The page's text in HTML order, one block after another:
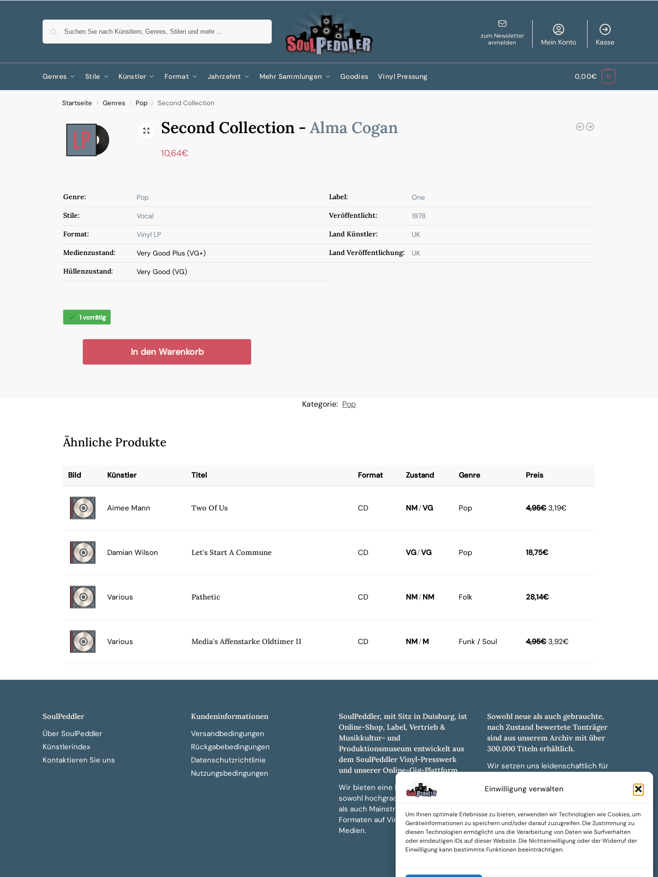
Einwilligung verwalten
Um Ihnen optimale Erlebnisse zu bieten, verwenden wir Technologien wie Cookies, um
Geräteinformationen zu speichern und/oder darauf zuzugreifen. Die Zustimmung zu
diesen Technologien ermöglicht uns die Verarbeitung von Daten wie Surfverhalten
oder eindeutigen IDs auf dieser Website. Die Nichteinwilligung oder der Widerruf der
Einwilligung kann bestimmte Funktionen beeinträchtigen.
zum Newsletter
anmelden
Mein Konto Kasse
Genres Stile Künstler Format Jahrzehnt Mehr Sammlungen Goodies Vinyl Pressung 0,00€ 0
Startseite / Genres / Pop / Second Collection
Second Collection - Alma Cogan
10,64€
Genre: Pop
Stile: Vocal
Format: Vinyl LP
Medienzustand: Very Good Plus (VG+)
Hüllenzustand: Very Good (VG)
Label: One
Veröffentlicht: 1978
Land Künstler: UK
Land Veröffentlichung: UK
1 vorrätig
In den Warenkorb
Kategorie: Pop
Ähnliche Produkte
Bild Künstler Titel Format Zustand Genre Preis
Aimee Mann Two Of Us CD NM/VG Pop 4,95€ 3,19€
Damian Wilson Let's Start A Commune CD VG/VG Pop 18,75€
Various Pathetic CD NM/ NM Folk 28,14€
Various Media's Affenstarke Oldtimer II CD NM/ M Funk / Soul 4,95€ 3,92€
SoulPeddler
Über SoulPeddler
Künstlerindex
Kontaktieren Sie uns
Kundeninformationen
Versandbedingungen
Rückgabebedingungen
Datenschutzrichtlinie
Nutzungsbedingungen
SoulPeddler, mit Sitz in Duisburg, ist
Online-Shop, Label, Vertrieb &
Musikkultur- und
Produktionsmuseum entwickelt aus
dem SoulPeddler Vinyl-Presswerk
und unserer Online-Gig-Plattform.
Wir bieten eine breite Auswahl an
sowohl hochgradig sammelwürdigen
als auch Mainstream-Titeln und -
Formaten auf Vinyl, CD und weiteren
Medien.
Sowohl neue als auch gebrauchte,
nach Zustand bewertete Tonträger
sind aus unserem Archiv mit über
300.000 Titeln erhältlich.
Wir setzen uns leidenschaftlich für
und bieten hochwertige,
Musikindustrie.
SoulPeddler Mailorder, Records &
Vinyl Production – DUBOX –